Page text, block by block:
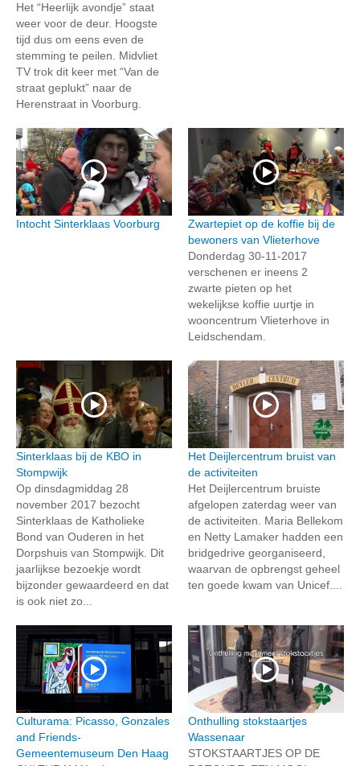
Het “Heerlijk avondje” staat
weer voor de deur. Hoogste
tijd dus om eens even de
stemming te peilen. Midvliet
TV trok dit keer met “Van de
straat geplukt” naar de
Herenstraat in Voorburg.
Intocht Sinterklaas Voorburg
Zwartepiet op de koffie bij de
bewoners van Vlieterhove
Donderdag 30-11-2017
verschenen er ineens 2
zwarte pieten op het
wekelijkse koffie uurtje in
wooncentrum Vlieterhove in
Leidschendam.
Sinterklaas bij de KBO in
Stompwijk
Op dinsdagmiddag 28
november 2017 bezocht
Sinterklaas de Katholieke
Bond van Ouderen in het
Dorpshuis van Stompwijk. Dit
jaarlijkse bezoekje wordt
bijzonder gewaardeerd en dat
is ook niet zo...
Het Deijlercentrum bruist van
de activiteiten
Het Deijlercentrum bruiste
afgelopen zaterdag weer van
de activiteiten. Maria Bellekom
en Netty Lamaker hadden een
bridgedrive georganiseerd,
waarvan de opbrengst geheel
ten goede kwam van Unicef....
Culturama: Picasso, Gonzales
and Friends-
Gemeentemuseum Den Haag
Onthulling stokstaartjes
Wassenaar
STOKSTAARTJES OP DE